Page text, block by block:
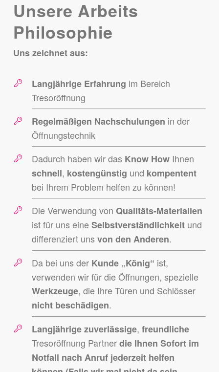
Unsere Arbeits
Philosophie
Uns zeichnet aus:
Langjährige Erfahrung im Bereich
Tresoröffnung
Regelmäßigen Nachschulungen in der
Öffnungstechnik
Dadurch haben wir das Know HowIhnen
schnell, kostengünstig und kompentent
bei Ihrem Problem helfen zu können!
Die Verwendung von Qualitäts-Materialien
ist für uns eineSelbstverständlichkeit und
differenziert uns von den Anderen.
Da bei uns der Kunde „König“ ist,
verwenden wir für die Öffnungen, spezielle
Werkzeuge, die Ihre Türen und Schlösser
nicht beschädigen.
Langjährigezuverlässige, freundliche
Tresoröffnung Partnerdie Ihnen Sofort im
Notfall nach Anruf jederzeit helfen